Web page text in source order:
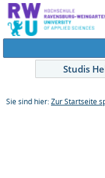
Studis
Sie sind hier: Zur Startseite